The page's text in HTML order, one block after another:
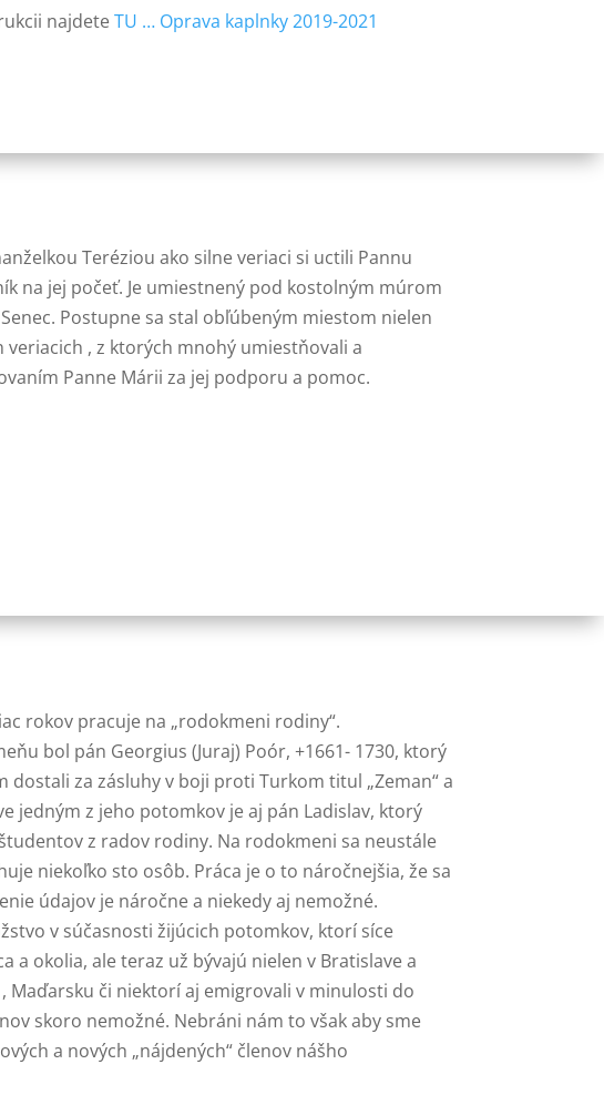
najdeteTU … Oprava kaplnky 2019-2021
Teréziou ako silne veriaci si uctili Pannu
na jej počeť. Je umiestnený pod kostolným múrom
Postupne sa stal obľúbeným miestom nielen
, z ktorých mnohý umiestňovali a
Panne Márii za jej podporu a pomoc.
rokov pracuje na „rodokmeni rodiny“.
bol pán Georgius (Juraj) Poór, +1661- 1730, ktorý
dostali za zásluhy v boji proti Turkom titul „Zeman“ a
jedným z jeho potomkov je aj pán Ladislav, ktorý
z radov rodiny. Na rodokmeni sa neustále
niekoľko sto osôb. Práca je o to náročnejšia, že sa
údajov je náročne a niekedy aj nemožné.
v súčasnosti žijúcich potomkov, ktorí síce
a okolia, ale teraz už bývajú nielen v Bratislave a
Maďarsku či niektorí aj emigrovali v minulosti do
skoro nemožné. Nebráni nám to však aby sme
a nových „nájdených“ členov nášho